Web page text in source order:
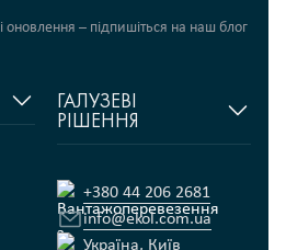
оновлення – підпишіться на наш блог
ГАЛУЗЕВІ
РІШЕННЯ
Fashion Retail
Продукти харчування
FMCG
+380 44 206 2681
info@ekol.com.ua
Україна, Київ